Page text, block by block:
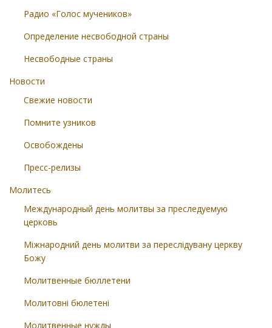
Радио «Голос мучеников»
Определение несвободной страны
Несвободные страны
Новости
Свежие новости
Помните узников
Освобождены
Пресс-релизы
Молитесь
Международный день молитвы за преследуемую
церковь
Міжнародний день молитви за переслідувану церкву
Божу
Молитвенные бюллетени
Молитовні бюлетені
Молитвенные нужды